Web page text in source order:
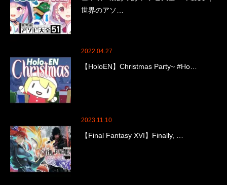
世界のアソ…
2022.04.27
【HoloEN】Christmas Party~ #Ho…
2023.11.10
【Final Fantasy XVI】Finally, …